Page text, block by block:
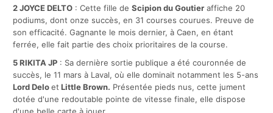
2JOYCE DELTO : Cette fille de Scipion du Goutier affiche 20
podiums, dont onze succès, en 31 courses courues. Preuve de
son efficacité. Gagnante le mois dernier, à Caen, en étant
ferrée, elle fait partie des choix prioritaires de la course.
5RIKITA JP : Sa dernière sortie publique a été couronnée de
succès, le 11 mars à Laval, où elle dominait notamment les 5-ans
Lord Deloet Little Brown. Présentée pieds nus, cette jument
dotée d'une redoutable pointe de vitesse finale, elle dispose